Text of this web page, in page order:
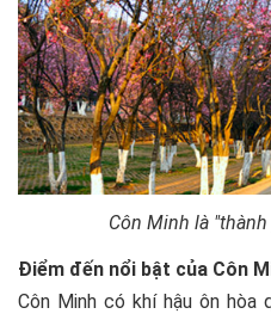
Côn Minh là
Điểm đến nổi bật của Côn
Côn Minh có khí hậu ôn hòa